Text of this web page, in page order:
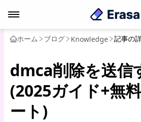
ホーム ブログ Knowledge 記事の
dmca削除を送信
(2025ガイド+無
ート)